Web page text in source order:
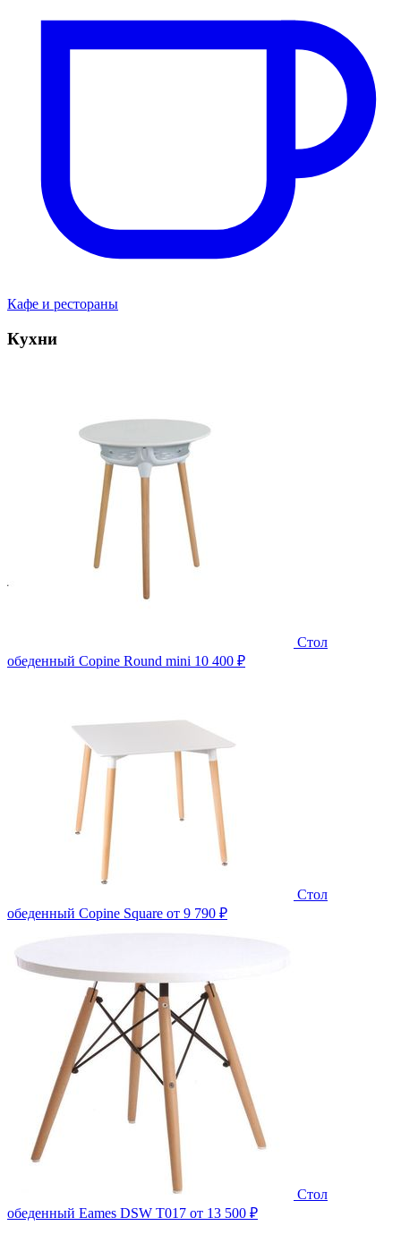
Кафе и рестораны
Кухни
Стол
обеденный Copine Round mini 10 400 ₽
Стол
обеденный Copine Square от 9 790 ₽
Стол
обеденный Eames DSW T017 от 13 500 ₽